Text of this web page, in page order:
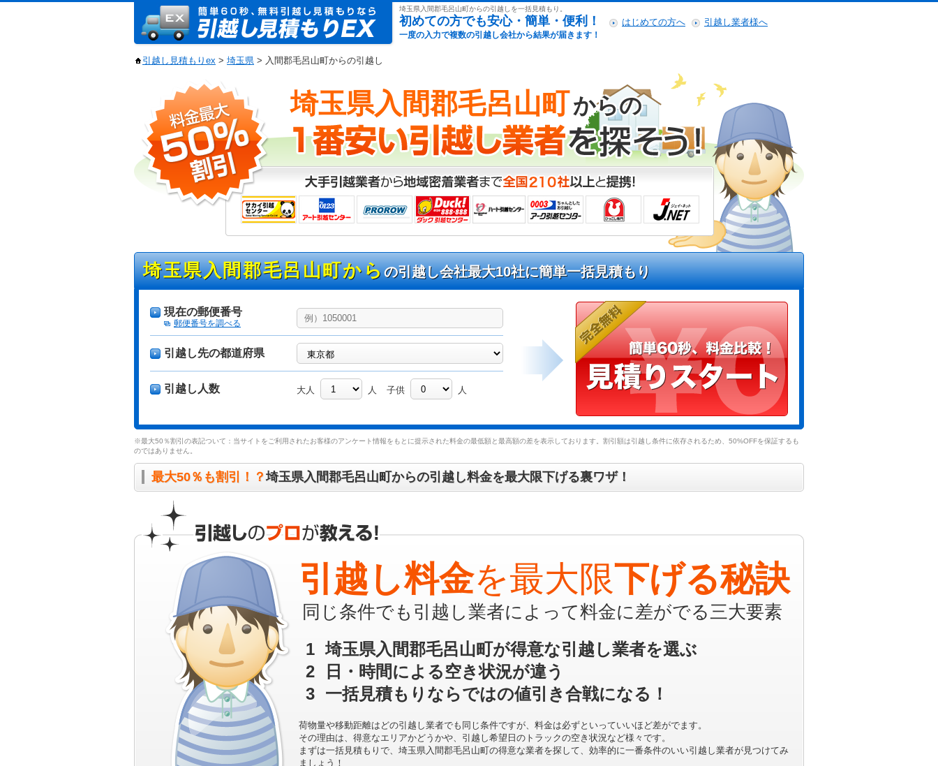
埼玉県入間郡毛呂山町からの引越しを一括見積もり。
引越し見積もりex
初めての方でも安心・簡単・便利！
一度の入力で複数の引越し会社から結果が届きます！
はじめての方へ 引越し業者様へ
引越し見積もりex > 埼玉県 > 入間郡毛呂山町からの引越し
埼玉県入間郡毛呂山町からの
埼玉県入間郡毛呂山町からの引越し会社最大10社に簡単一括見積もり
現在の郵便番号
郵便番号を調べる
引越し先の都道府県
引越し人数 大人 人 子供 人
※最大50％割引の表記ついて：当サイトをご利用されたお客様のアンケート情報をもとに提示された料金の最低額と最高額の差を表示しております。割引額は引越し条件に依存されるため、50%OFFを保証するも
のではありません。
最大50％も割引！？埼玉県入間郡毛呂山町からの引越し料金を最大限下げる裏ワザ！
引越し料金を最大限下げる秘訣
同じ条件でも引越し業者によって料金に差がでる三大要素
1 埼玉県入間郡毛呂山町が得意な引越し業者を選ぶ
2
日・時間による空き状況が違う
3 一括見積もりならではの値引き合戦になる！
荷物量や移動距離はどの引越し業者でも同じ条件ですが、料金は必ずといっていいほど差がでます。
その理由は、得意なエリアかどうかや、引越し希望日のトラックの空き状況など様々です。
まずは一括見積もりで、埼玉県入間郡毛呂山町の得意な業者を探して、効率的に一番条件のいい引越し業者が見つけてみ
ましょう！